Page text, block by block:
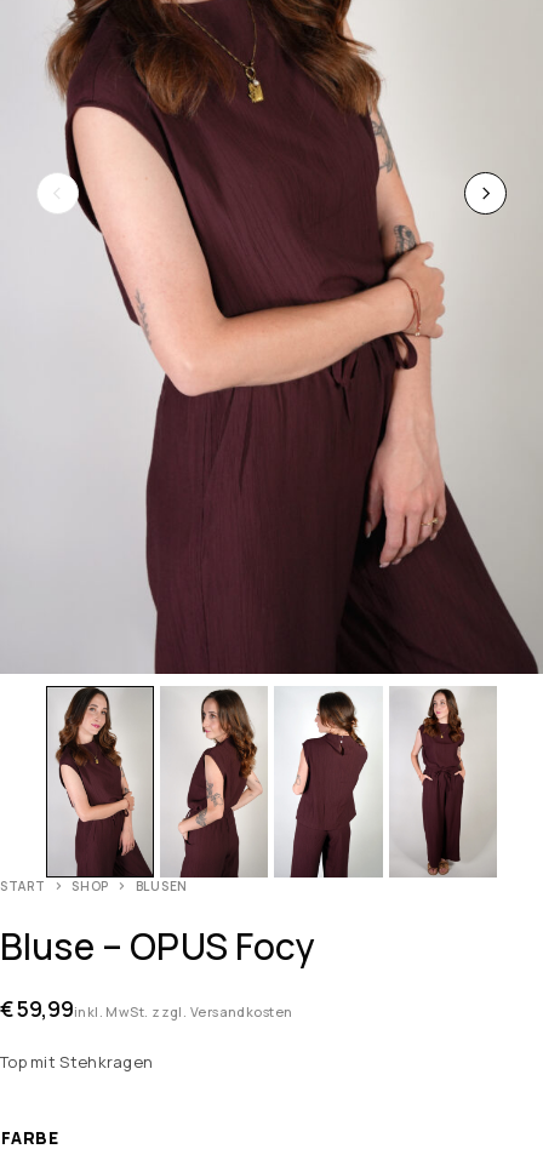
START SHOP BLUSEN
Bluse – OPUS Focy
€59,99inkl. MwSt. zzgl. Versandkosten
Top mit Stehkragen
FARBE